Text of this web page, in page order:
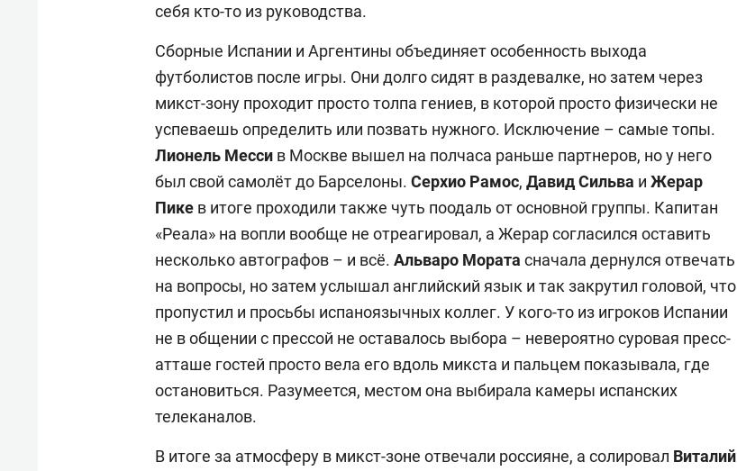
себя кто-то из руководства.
Сборные Испании и Аргентины объединяет особенность выхода
футболистов после игры. Они долго сидят в раздевалке, но затем через
микст-зону проходит просто толпа гениев, в которой просто физически не
успеваешь определить или позвать нужного. Исключение – самые топы.
Лионель Месси в Москве вышел на полчаса раньше партнеров, но у него
был свой самолёт до Барселоны. Серхио Рамос, Давид Сильва и Жерар
Пике в итоге проходили также чуть поодаль от основной группы. Капитан
«Реала» на вопли вообще не отреагировал, а Жерар согласился оставить
несколько автографов – и всё. Альваро Мората сначала дернулся отвечать
на вопросы, но затем услышал английский язык и так закрутил головой, что
пропустил и просьбы испаноязычных коллег. У кого-то из игроков Испании
не в общении с прессой не оставалось выбора – невероятно суровая пресс-
атташе гостей просто вела его вдоль микста и пальцем показывала, где
остановиться. Разумеется, местом она выбирала камеры испанских
телеканалов.
В итоге за атмосферу в микст-зоне отвечали россияне, а солировал Виталий